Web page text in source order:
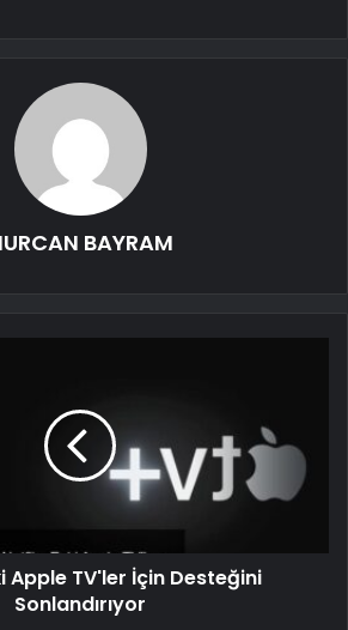
BAYRAM
Apple TV'ler İçin Desteğini
Sonlandırıyor